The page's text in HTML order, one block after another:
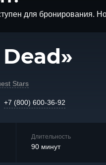
для бронирования.
Stars
+7 (800) 600-36-92
Длительность
90 минут